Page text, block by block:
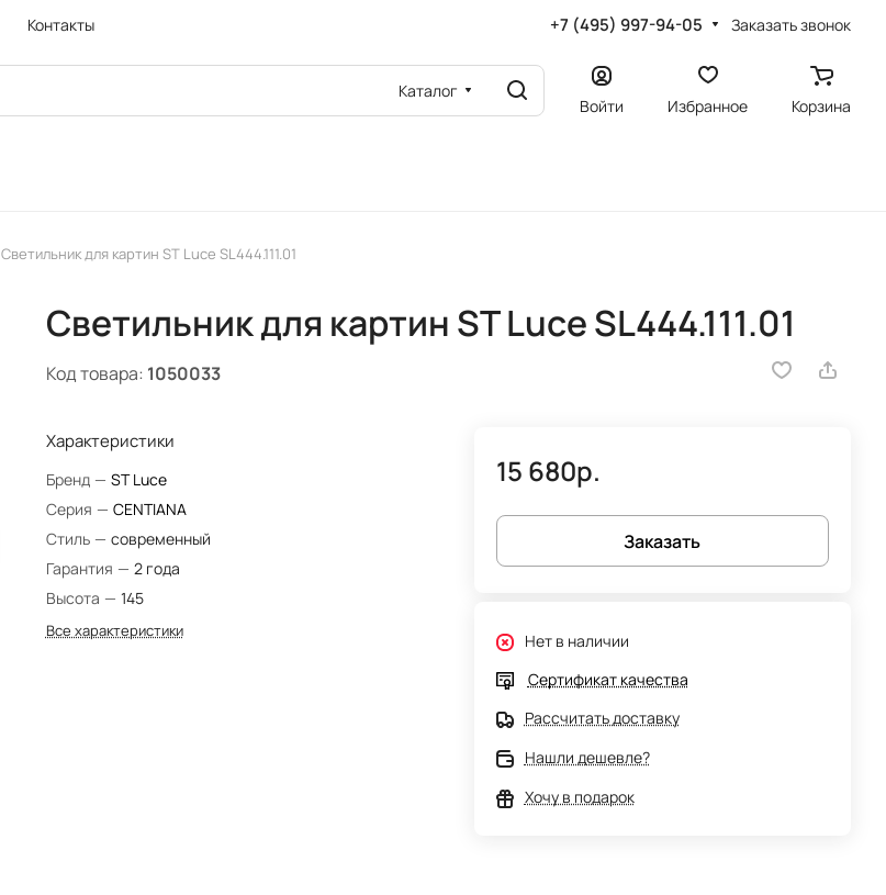
Контакты +7 (495) 997-94-05 Заказать звонок
Каталог
Войти Избранное Корзина
Светильник для картин ST Luce SL444.111.01
Светильник для картин ST Luce SL444.111.01
Код товара: 1050033
Характеристики
Бренд — ST Luce
Серия — CENTIАNA
Стиль — современный
Гарантия — 2 года
Высота — 145
Все характеристики
15 680р.
Заказать
Нет в наличии
Сертификат качества
Рассчитать доставку
Нашли дешевле?
Хочу в подарок